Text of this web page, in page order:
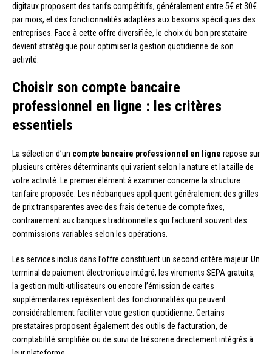
digitaux proposent des tarifs compétitifs, généralement entre 5€ et 30€
par mois, et des fonctionnalités adaptées aux besoins spécifiques des
entreprises. Face à cette offre diversifiée, le choix du bon prestataire
devient stratégique pour optimiser la gestion quotidienne de son
activité.
Choisir son compte bancaire
professionnel en ligne : les critères
essentiels
La sélection d’un compte bancaire professionnel en ligne repose sur
plusieurs critères déterminants qui varient selon la nature et la taille de
votre activité. Le premier élément à examiner concerne la structure
tarifaire proposée. Les néobanques appliquent généralement des grilles
de prix transparentes avec des frais de tenue de compte fixes,
contrairement aux banques traditionnelles qui facturent souvent des
commissions variables selon les opérations.
Les services inclus dans l’offre constituent un second critère majeur. Un
terminal de paiement électronique intégré, les virements SEPA gratuits,
la gestion multi-utilisateurs ou encore l’émission de cartes
supplémentaires représentent des fonctionnalités qui peuvent
considérablement faciliter votre gestion quotidienne. Certains
prestataires proposent également des outils de facturation, de
comptabilité simplifiée ou de suivi de trésorerie directement intégrés à